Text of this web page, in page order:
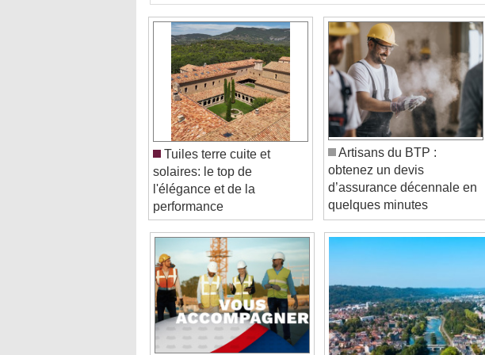
Tuiles terre cuite et
solaires: le top de
l'élégance et de la
performance
Artisans du BTP :
obtenez un devis
d’assurance décennale en
quelques minutes
Choisir un assureur qui